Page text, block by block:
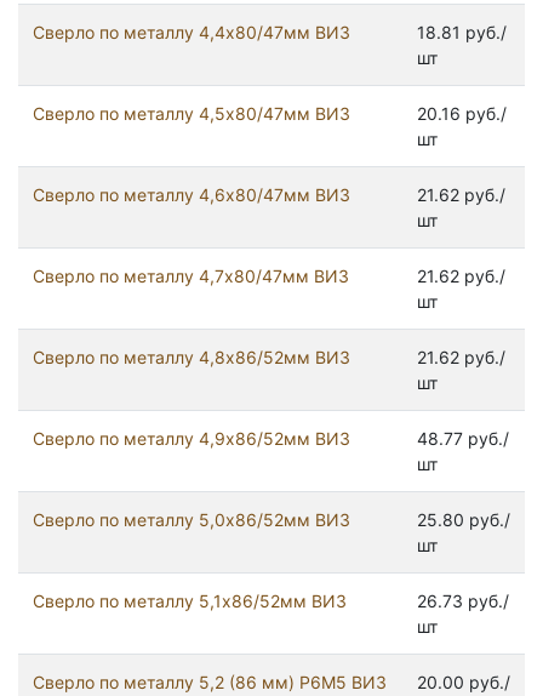
Сверло по металлу 4,4х80/47мм ВИЗ
18.81 руб./
шт
Сверло по металлу 4,5х80/47мм ВИЗ
20.16 руб./
шт
Сверло по металлу 4,6х80/47мм ВИЗ
21.62 руб./
шт
Сверло по металлу 4,7х80/47мм ВИЗ
21.62 руб./
шт
Сверло по металлу 4,8х86/52мм ВИЗ
21.62 руб./
шт
Сверло по металлу 4,9х86/52мм ВИЗ
48.77 руб./
шт
Сверло по металлу 5,0х86/52мм ВИЗ
25.80 руб./
шт
Сверло по металлу 5,1х86/52мм ВИЗ
26.73 руб./
шт
Сверло по металлу 5,2 (86 мм) Р6М5 ВИЗ
20.00 руб./